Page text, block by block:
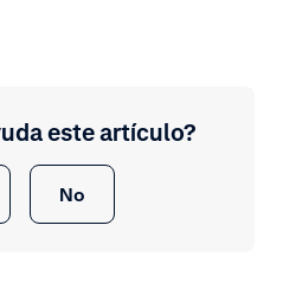
este artículo?
No